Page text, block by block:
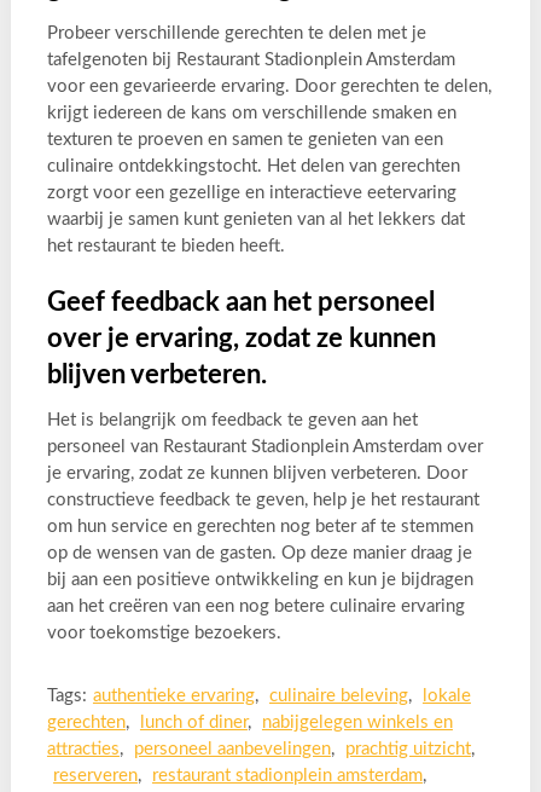
Probeer verschillende gerechten te delen met je
tafelgenoten bij Restaurant Stadionplein Amsterdam
voor een gevarieerde ervaring. Door gerechten te delen,
krijgt iedereen de kans om verschillende smaken en
texturen te proeven en samen te genieten van een
culinaire ontdekkingstocht. Het delen van gerechten
zorgt voor een gezellige en interactieve eetervaring
waarbij je samen kunt genieten van al het lekkers dat
het restaurant te bieden heeft.
Geef feedback aan het personeel
over je ervaring, zodat ze kunnen
blijven verbeteren.
Het is belangrijk om feedback te geven aan het
personeel van Restaurant Stadionplein Amsterdam over
je ervaring, zodat ze kunnen blijven verbeteren. Door
constructieve feedback te geven, help je het restaurant
om hun service en gerechten nog beter af te stemmen
op de wensen van de gasten. Op deze manier draag je
bij aan een positieve ontwikkeling en kun je bijdragen
aan het creëren van een nog betere culinaire ervaring
voor toekomstige bezoekers.
Tags: authentieke ervaring, culinaire beleving,
lokale
gerechten, lunch of diner,
nabijgelegen winkels en
attracties, personeel aanbevelingen, prachtig uitzicht,
reserveren, restaurant stadionplein amsterdam,